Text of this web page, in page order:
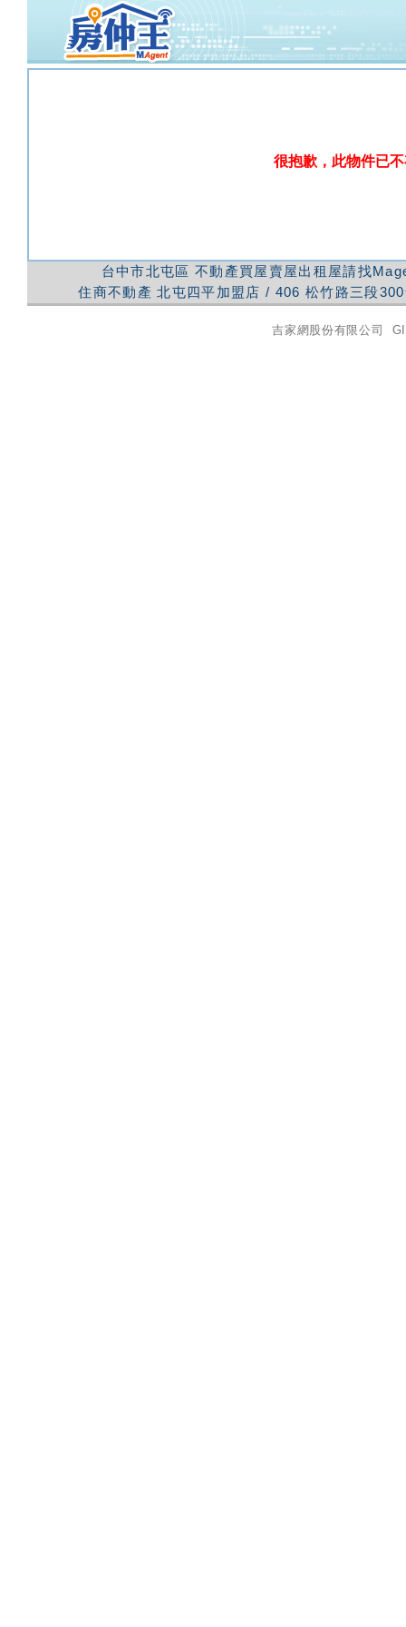
很抱歉，此物件已
台中市北屯區 不動產買屋賣屋出租屋請找
住商不動產 北屯四平加盟店 / 406 松竹路三段
吉家網股份有限公司